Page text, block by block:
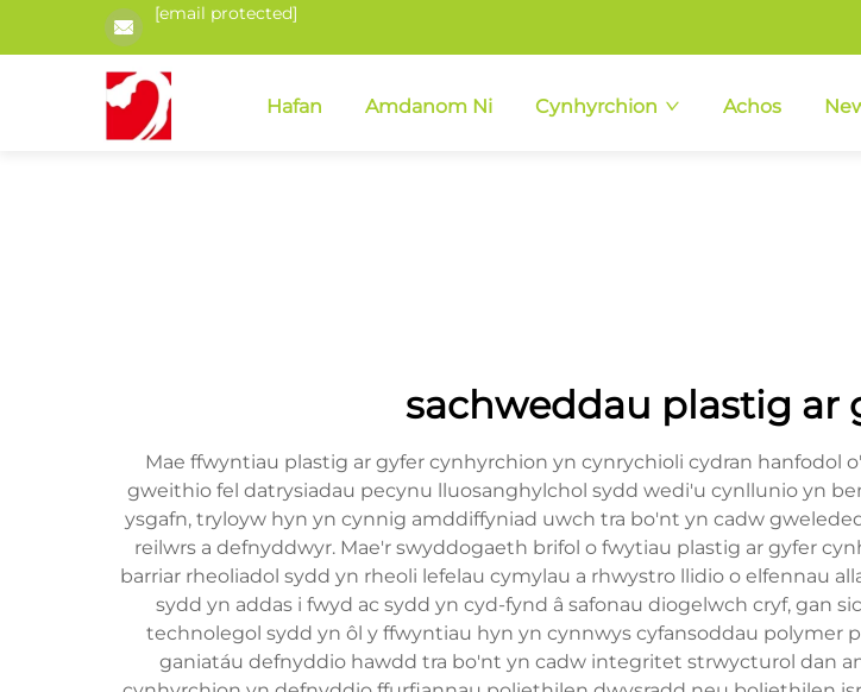
[email protected]
Hafan Amdanom Ni Cynhyrchion Achos
sachweddau plastig ar
Mae ffwyntiau plastig ar gyfer cynhyrchion yn cynrychioli cydran hanfodol
gweithio fel datrysiadau pecynu lluosanghylchol sydd wedi'u cynllunio yn
ysgafn, tryloyw hyn yn cynnig amddiffyniad uwch tra bo'nt yn cadw
reilwrs a defnyddwyr. Mae'r swyddogaeth brifol o fwytiau plastig ar gyfer
barriar rheoliadol sydd yn rheoli lefelau cymylau a rhwystro llidio o elfennau
sydd yn addas i fwyd ac sydd yn cyd-fynd â safonau diogelwch cryf, gan
technolegol sydd yn ôl y ffwyntiau hyn yn cynnwys cyfansoddau polymer
ganiatáu defnyddio hawdd tra bo'nt yn cadw integritet strwycturol dan